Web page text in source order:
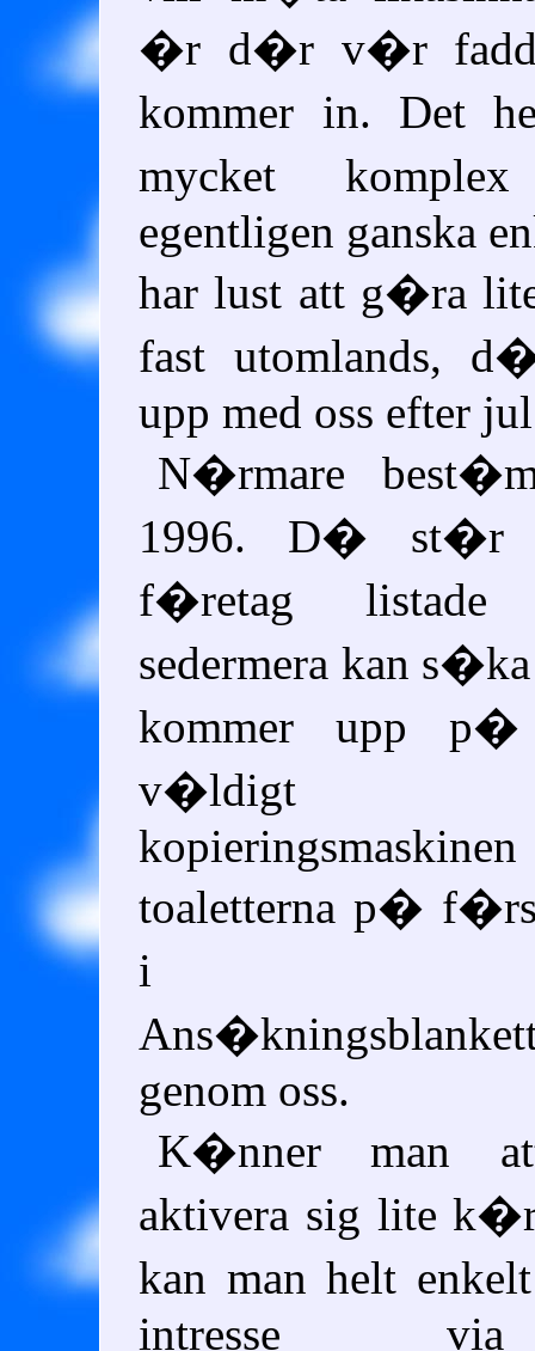
�r d�r v�r
kommer in. Det
mycket
egentligen ganska
har lust att g�ra
fast utomlands,
upp med oss efter
N�rmare
1996. D� st�r
f�retag
sedermera kan
kommer upp p�
v�ldigt
toaletterna p�
i
genom oss.
K�nner man
aktivera sig lite
kan man helt
intresse